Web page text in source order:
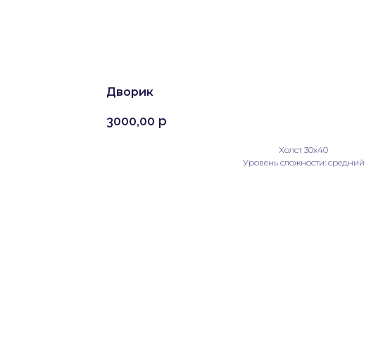
Дворик
3000,00 р
Холст 30х40
Уровень сложности: средний